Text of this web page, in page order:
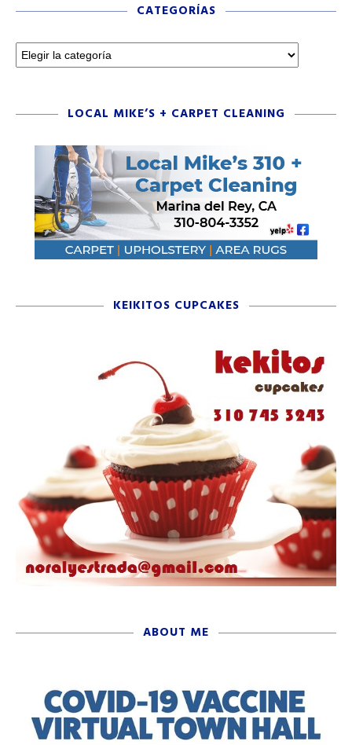
CATEGORÍAS
LOCAL MIKE’S + CARPET CLEANING
KEIKITOS CUPCAKES
ABOUT ME